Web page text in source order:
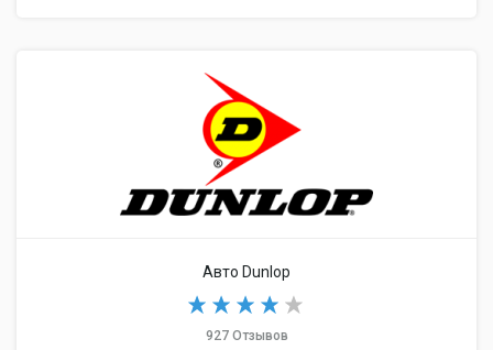
Авто Dunlop
927 Отзывов